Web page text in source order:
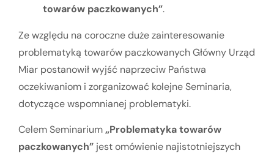
towarów paczkowanych”.
Ze względu na coroczne duże zainteresowanie
problematyką towarów paczkowanych Główny Urząd
Miar postanowił wyjść naprzeciw Państwa
oczekiwaniom i zorganizować kolejne Seminaria,
dotyczące wspomnianej problematyki.
Celem Seminarium„Problematyka towarów
paczkowanych” jest omówienie najistotniejszych